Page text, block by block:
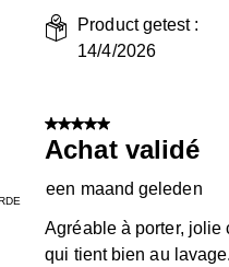
Product getest :
14/4/2026
5 van 5 sterren.
Achat validé
een maand geleden
Agréable à porter, jolie
qui tient bien au